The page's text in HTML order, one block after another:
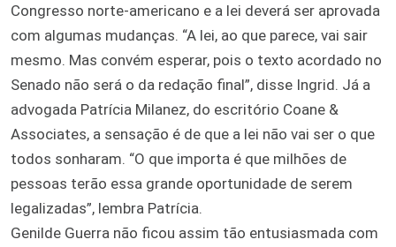
Congresso norte-americano e a lei deverá ser aprovada
com algumas mudanças. “A lei, ao que parece, vai sair
mesmo. Mas convém esperar, pois o texto acordado no
Senado não será o da redação final”, disse Ingrid. Já a
advogada Patrícia Milanez, do escritório Coane &
Associates, a sensação é de que a lei não vai ser o que
todos sonharam. “O que importa é que milhões de
pessoas terão essa grande oportunidade de serem
legalizadas”, lembra Patrícia.
Genilde Guerra não ficou assim tão entusiasmada com